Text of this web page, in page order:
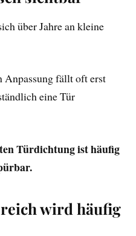
über Jahre an kleine
Anpassung fällt oft erst
eine Tür
Türdichtung ist häufig
wird häufig